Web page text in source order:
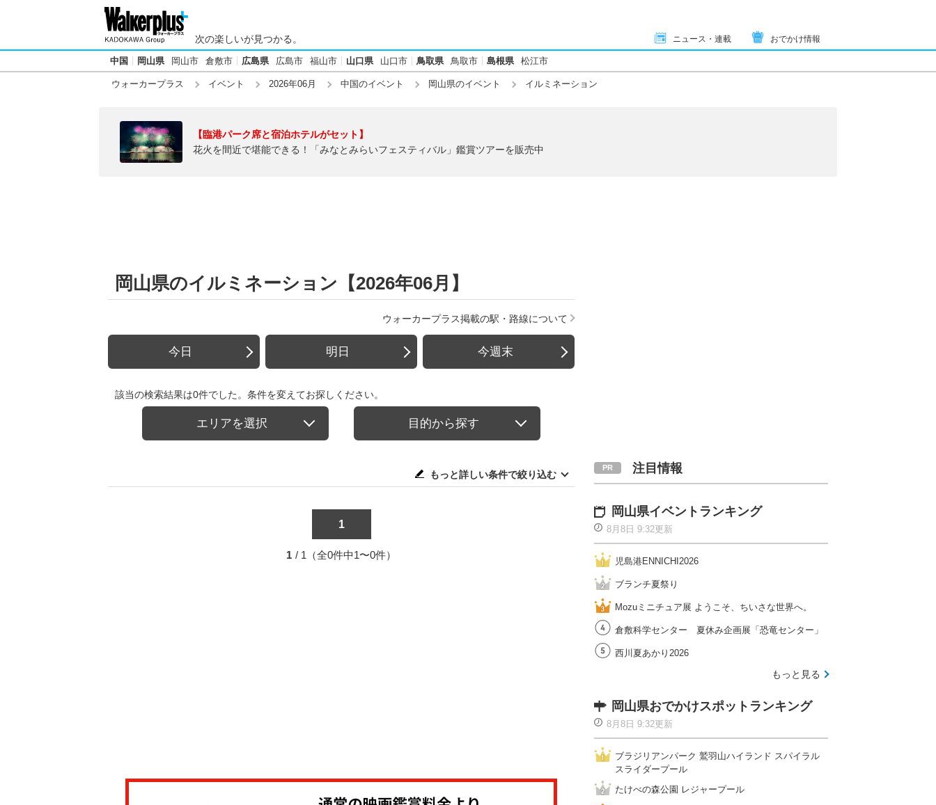
次の楽しいが見つかる。 ニュース・連載 おでかけ情報
中国 岡山県 岡山市 倉敷市 広島県 広島市 福山市 山口県 山口市 鳥取県 鳥取市 島根県 松江市
ウォーカープラス イベント 2026年06月 中国のイベント 岡山県のイベント イルミネーション
【臨港パーク席と宿泊ホテルがセット】
花火を間近で堪能できる！「みなとみらいフェスティバル」鑑賞ツアーを販売中
岡山県のイルミネーション【2026年06月】
ウォーカープラス掲載の駅・路線について
今日 明日 今週末
該当の検索結果は0件でした。条件を変えてお探しください。
エリアを選択 目的から探す
もっと詳しい条件で絞り込む
1
1 / 1（全0件中1〜0件）
注目情報
岡山県イベントランキング
8月8日 9:32更新
児島港ENNICHI2026
ブランチ夏祭り
Mozuミニチュア展 ようこそ、ちいさな世界へ。
倉敷科学センター 夏休み企画展「恐竜センター」
西川夏あかり2026
もっと見る
岡山県おでかけスポットランキング
8月8日 9:32更新
ブラジリアンパーク 鷲羽山ハイランド スパイラル
スライダープール
たけべの森公園 レジャープール